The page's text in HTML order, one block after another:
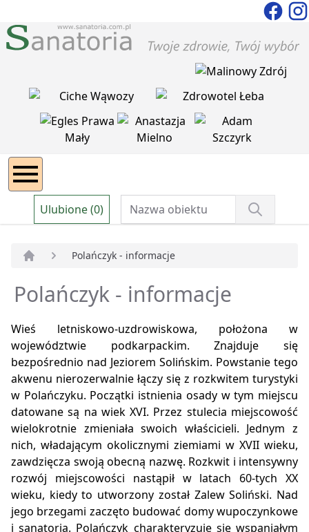
Ulubione (0)
Polańczyk - informacje
Polańczyk - informacje
Wieś letniskowo-uzdrowiskowa, położona w
województwie podkarpackim. Znajduje się
bezpośrednio nad Jeziorem Solińskim. Powstanie tego
akwenu nierozerwalnie łączy się z rozkwitem turystyki
w Polańczyku. Początki istnienia osady w tym miejscu
datowane są na wiek XVI. Przez stulecia miejscowość
wielokrotnie zmieniała swoich właścicieli. Jednym z
nich, władającym okolicznymi ziemiami w XVII wieku,
zawdzięcza swoją obecną nazwę. Rozkwit i intensywny
rozwój miejscowości nastąpił w latach 60-tych XX
wieku, kiedy to utworzony został Zalew Soliński. Nad
jego brzegami zaczęto budować domy wupoczynkowe
i sanatoria. Polańczyk charakteryzuje się wspaniałym